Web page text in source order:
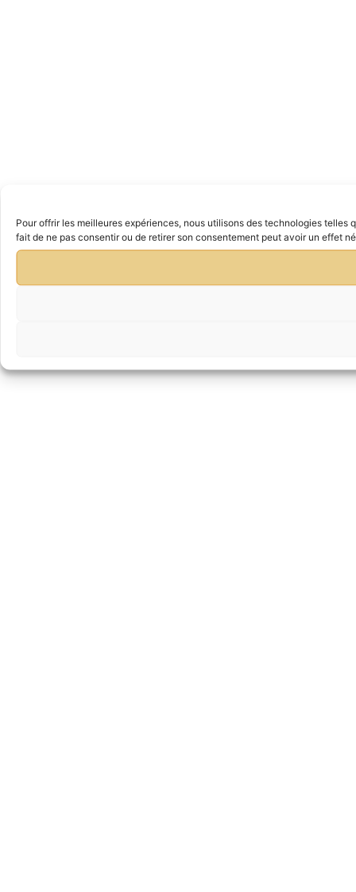
Pour offrir les meilleures expériences, nous utilisons des technologies
fait de ne pas consentir ou de retirer son consentement peut avoir un effet